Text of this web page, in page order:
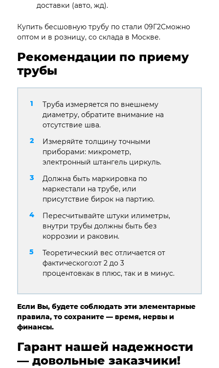
доставки (авто, жд).
Купить бесшовную трубу по стали 09Г2Сможно
оптом и в розницу, со склада в Москве.
Рекомендации по приему
трубы
Труба измеряется по внешнему
диаметру, обратите внимание на
отсутствие шва.
Измеряйте толщину точными
приборами: микрометр,
электронный штангель циркуль.
Должна быть маркировка по
маркестали на трубе, или
присутствие бирок на партию.
Пересчитывайте штуки илиметры,
внутри трубы должны быть без
коррозии и раковин.
Теоретический вес отличается от
фактического:от 2 до 3
процентовкак в плюс, так и в минус.
Если Вы, будете соблюдать эти элементарные
правила, то сохраните — время, нервы и
финансы.
Гарант нашей надежности
— довольные заказчики!